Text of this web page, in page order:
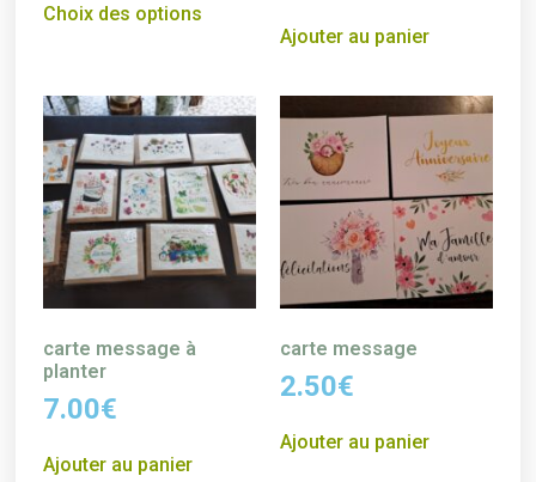
Choix des options
Ajouter au panier
carte message à
planter
7.00€
Ajouter au panier
carte message
2.50€
Ajouter au panier